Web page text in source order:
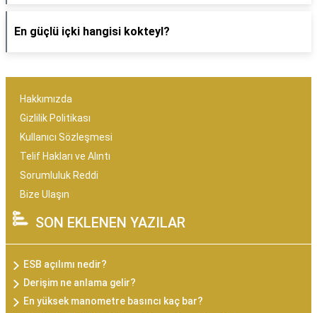
En güçlü içki hangisi kokteyl?
Hakkımızda
Gizlilik Politikası
Kullanıcı Sözleşmesi
Telif Hakları ve Alıntı
Sorumluluk Reddi
Bize Ulaşın
SON EKLENEN YAZILAR
ESB açılımı nedir?
Derişim ne anlama gelir?
En yüksek manometre basıncı kaç bar?